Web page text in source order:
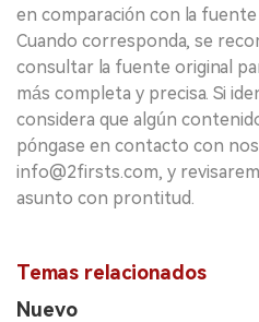
en comparación con la fuente
Cuando corresponda, se
consultar la fuente original
más completa y precisa. Si
considera que algún
póngase en contacto con
info@2firsts.com, y
asunto con prontitud.
Temas relacionados
Nuevo